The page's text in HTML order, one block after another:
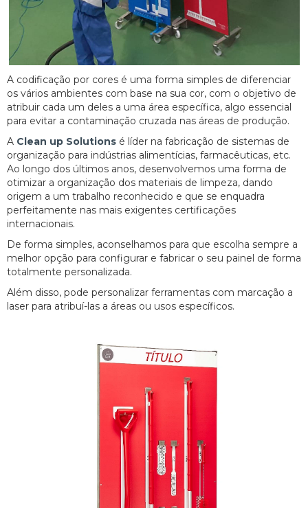
A codificação por cores é uma forma simples de diferenciar
os vários ambientes com base na sua cor, com o objetivo de
atribuir cada um deles a uma área específica, algo essencial
para evitar a contaminação cruzada nas áreas de produção.
A Clean up Solutions é líder na fabricação de sistemas de
organização para indústrias alimentícias, farmacêuticas, etc.
Ao longo dos últimos anos, desenvolvemos uma forma de
otimizar a organização dos materiais de limpeza, dando
origem a um trabalho reconhecido e que se enquadra
perfeitamente nas mais exigentes certificações
internacionais.
De forma simples, aconselhamos para que escolha sempre a
melhor opção para configurar e fabricar o seu painel de forma
totalmente personalizada.
Além disso, pode personalizar ferramentas com marcação a
laser para atribuí-las a áreas ou usos específicos.